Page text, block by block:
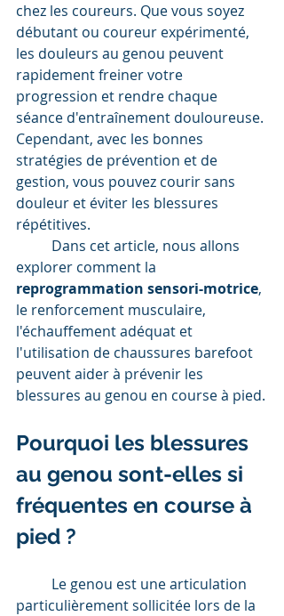
chez les coureurs. Que vous soyez
débutant ou coureur expérimenté,
les douleurs au genou peuvent
rapidement freiner votre
progression et rendre chaque
séance d'entraînement douloureuse.
Cependant, avec les bonnes
stratégies de prévention et de
gestion, vous pouvez courir sans
douleur et éviter les blessures
répétitives.
explorer comment la
reprogrammation sensori-motrice,
le renforcement musculaire,
l'échauffement adéquat et
l'utilisation de chaussures barefoot
peuvent aider à prévenir les
blessures au genou en course à pied.
Pourquoi les blessures
au genou sont-elles si
fréquentes en course à
pied ?
particulièrement sollicitée lors de la